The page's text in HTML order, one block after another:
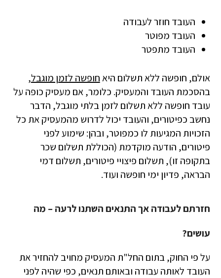
העובד חוזר לעבודה
העובד מפוטר
העובד מתפטר
אולם, חופשה ללא תשלום היאחופשה לזמן מוגבל,
בהסכמת העובד והמעסיק. כלומר, אם מעסיק כופה על
עובד חופשה ללא תשלום לזמן בלתי מוגבל, הדבר
נחשב כפיטורים, והעובד יכול לדרוש מהמעסיק את כל
הזכויות המגיעות לו כמפוטר, ובהן: שימוע לפני
פיטורים, הודעה מוקדמת (הכוללת תשלום שכר
בתקופה זו), תשלום פיצויי פיטורים, תשלום דמי
הבראה, פדיון ימי חופשה ועוד.
חזרתם לעבודה אך התנאים השתנו לרעה – מה
עושים?
על פי החוק, בתום החל"ת המעסיק מחויב להחזיר את
העובד לאותה עבודה ובאותם תנאים, כפי שהיה לפני